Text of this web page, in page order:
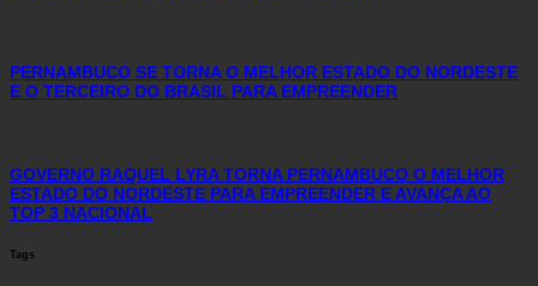
PERNAMBUCO SE TORNA O MELHOR ESTADO DO NORDESTE
E O TERCEIRO DO BRASIL PARA EMPREENDER
GOVERNO RAQUEL LYRA TORNA PERNAMBUCO O MELHOR
ESTADO DO NORDESTE PARA EMPREENDER E AVANÇA AO
TOP 3 NACIONAL
Tags